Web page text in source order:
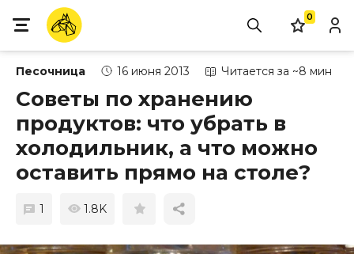
0
Песочница 16 июня 2013 Читается за ~8 мин
Советы по хранению
продуктов: что убрать в
холодильник, а что можно
оставить прямо на столе?
1 1.8K